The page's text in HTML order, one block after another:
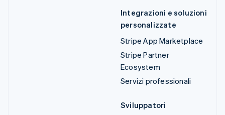
Integrazioni e soluzioni
personalizzate
Stripe App Marketplace
Stripe Partner
Ecosystem
Servizi professionali
Sviluppatori